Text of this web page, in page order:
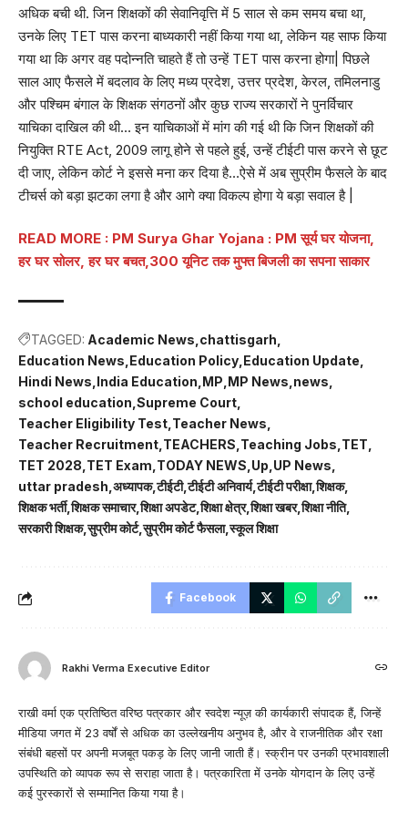
अधिक बची थी. जिन शिक्षकों की सेवानिवृत्ति में 5 साल से कम समय बचा था,
उनके लिए TET पास करना बाध्यकारी नहीं किया गया था, लेकिन यह साफ किया
गया था कि अगर वह पदोन्नति चाहते हैं तो उन्हें TET पास करना होगा| पिछले
साल आए फैसले में बदलाव के लिए मध्य प्रदेश, उत्तर प्रदेश, केरल, तमिलनाडु
और पश्चिम बंगाल के शिक्षक संगठनों और कुछ राज्य सरकारों ने पुनर्विचार
याचिका दाखिल की थी… इन याचिकाओं में मांग की गई थी कि जिन शिक्षकों की
नियुक्ति RTE Act, 2009 लागू होने से पहले हुई, उन्हें टीईटी पास करने से छूट
दी जाए, लेकिन कोर्ट ने इससे मना कर दिया है…ऐसे में अब सुप्रीम फैसले के बाद
टीचर्स को बड़ा झटका लगा है और आगे क्या विकल्प होगा ये बड़ा सवाल है |
READ MORE : PM Surya Ghar Yojana : PM सूर्य घर योजना,
हर घर सोलर, हर घर बचत,300 यूनिट तक मुफ्त बिजली का सपना साकार
TAGGED: Academic News chattisgarh
Education News Education Policy Education Update
Hindi News India Education MP MP News news
school education Supreme Court
Teacher Eligibility Test Teacher News
Teacher Recruitment TEACHERS Teaching Jobs TET
TET 2028 TET Exam TODAY NEWS Up UP News
uttar pradesh अध्यापक टीईटी टीईटी अनिवार्य टीईटी परीक्षा शिक्षक
शिक्षक भर्ती शिक्षक समाचार शिक्षा अपडेट शिक्षा क्षेत्र शिक्षा खबर शिक्षा नीति
सरकारी शिक्षक सुप्रीम कोर्ट सुप्रीम कोर्ट फैसला स्कूल शिक्षा
Facebook
Rakhi Verma Executive Editor
राखी वर्मा एक प्रतिष्ठित वरिष्ठ पत्रकार और स्वदेश न्यूज़ की कार्यकारी संपादक हैं, जिन्हें
मीडिया जगत में 23 वर्षों से अधिक का उल्लेखनीय अनुभव है, और वे राजनीतिक और रक्षा
संबंधी बहसों पर अपनी मजबूत पकड़ के लिए जानी जाती हैं। स्क्रीन पर उनकी प्रभावशाली
उपस्थिति को व्यापक रूप से सराहा जाता है। पत्रकारिता में उनके योगदान के लिए उन्हें
कई पुरस्कारों से सम्मानित किया गया है।